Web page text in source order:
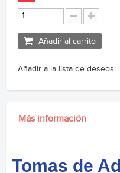
Añadir al carrito
Añadir a la lista de deseos
Más información
Tomas de